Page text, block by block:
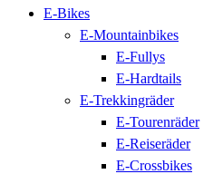
E-Bikes
E-Mountainbikes
E-Fullys
E-Hardtails
E-Trekkingräder
E-Tourenräder
E-Reiseräder
E-Crossbikes